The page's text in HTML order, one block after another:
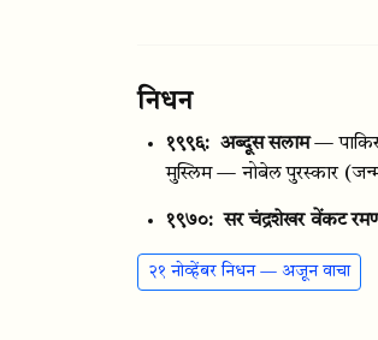
निधन
१९९६: अब्दूस सलाम —
मुस्लिम — नोबेल पुरस्कार
१९७०: सर चंद्रशेखर वेंकट
२१ नोव्हेंबर निधन — अजून वाचा